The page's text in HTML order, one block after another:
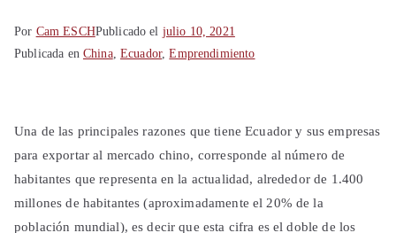
Por Cam ESCHPublicado el julio 10, 2021
Publicada en China,Ecuador,Emprendimiento
Una de las principales razones que tiene Ecuador y sus empresas
para exportar al mercado chino, corresponde al número de
habitantes que representa en la actualidad, alrededor de 1.400
millones de habitantes (aproximadamente el 20% de la
población mundial), es decir que esta cifra es el doble de los